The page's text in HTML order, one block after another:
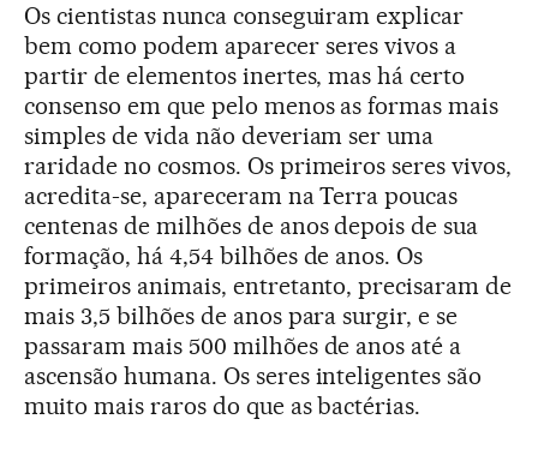
Os cientistas nunca conseguiram explicar
bem como podem aparecer seres vivos a
partir de elementos inertes, mas há certo
consenso em que pelo menos as formas mais
simples de vida não deveriam ser uma
raridade no cosmos. Os primeiros seres vivos,
acredita-se, apareceram na Terra poucas
centenas de milhões de anos depois de sua
formação, há 4,54 bilhões de anos. Os
primeiros animais, entretanto, precisaram de
mais 3,5 bilhões de anos para surgir, e se
passaram mais 500 milhões de anos até a
ascensão humana. Os seres inteligentes são
muito mais raros do que as bactérias.